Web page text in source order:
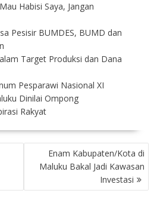
Habisi Saya, Jangan
Pesisir BUMDES, BUMD dan
Target Produksi dan Dana
Pesparawi Nasional XI
Dinilai Ompong
Rakyat
Enam Kabupaten/Kota di
Maluku Bakal Jadi Kawasan
Investasi